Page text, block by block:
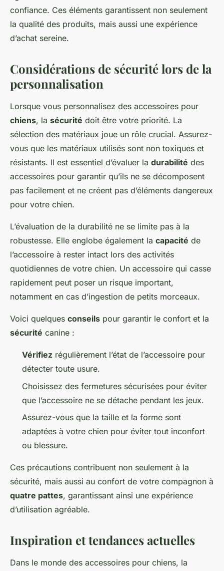
confiance. Ces éléments garantissent non seulement
la qualité des produits, mais aussi une expérience
d’achat sereine.
Considérations de sécurité lors de la
personnalisation
Lorsque vous personnalisez des accessoires pour
chiens, la sécurité doit être votre priorité. La
sélection des matériaux joue un rôle crucial. Assurez-
vous que les matériaux utilisés sont non toxiques et
résistants. Il est essentiel d’évaluer la durabilité des
accessoires pour garantir qu’ils ne se décomposent
pas facilement et ne créent pas d’éléments dangereux
pour votre chien.
L’évaluation de la durabilité ne se limite pas à la
robustesse. Elle englobe également la capacité de
l’accessoire à rester intact lors des activités
quotidiennes de votre chien. Un accessoire qui casse
rapidement peut poser un risque important,
notamment en cas d’ingestion de petits morceaux.
Voici quelques conseils pour garantir le confort et la
sécurité canine :
Vérifiez régulièrement l’état de l’accessoire pour
détecter toute usure.
Choisissez des fermetures sécurisées pour éviter
que l’accessoire ne se détache pendant les jeux.
Assurez-vous que la taille et la forme sont
adaptées à votre chien pour éviter tout inconfort
ou blessure.
Ces précautions contribuent non seulement à la
sécurité, mais aussi au confort de votre compagnon à
quatre pattes, garantissant ainsi une expérience
d’utilisation agréable.
Inspiration et tendances actuelles
Dans le monde des accessoires pour chiens, la